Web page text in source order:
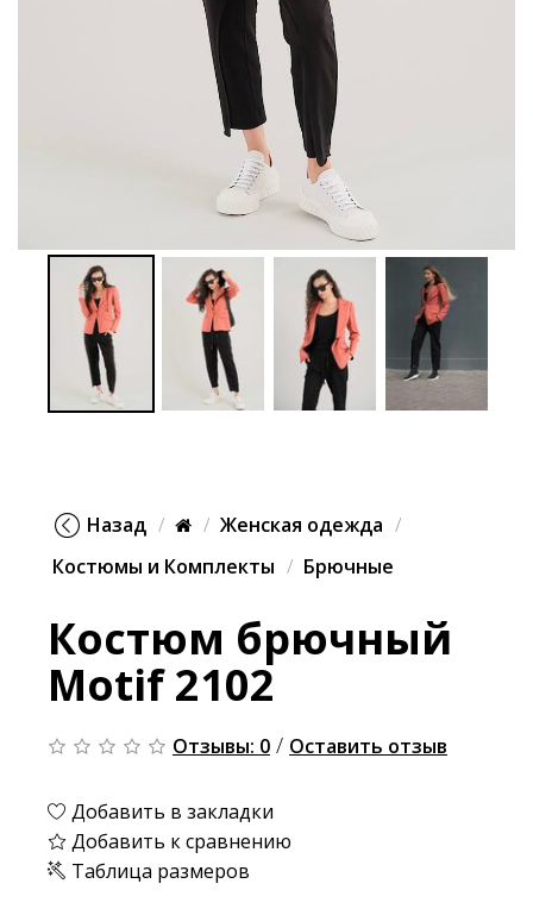
Назад
Женская одежда
Костюмы и Комплекты
Брючные
Костюм брючный
Motif 2102
Отзывы: 0 / Оставить отзыв
Добавить в закладки
Добавить к сравнению
Таблица размеров